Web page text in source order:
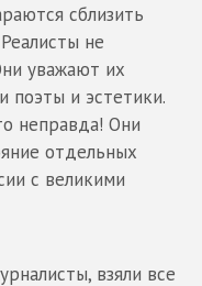
сблизить
не
уважают их
поэты и эстетики.
неправда! Они
отдельных
с великими
взяли все